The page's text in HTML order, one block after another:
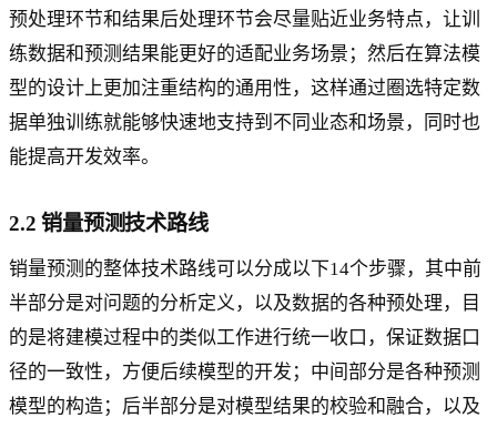
预处理环节和结果后处理环节会尽量贴近业务特点，让训
练数据和预测结果能更好的适配业务场景；然后在算法模
型的设计上更加注重结构的通用性，这样通过圈选特定数
据单独训练就能够快速地支持到不同业态和场景，同时也
能提高开发效率。
2.2 销量预测技术路线
销量预测的整体技术路线可以分成以下14个步骤，其中前
半部分是对问题的分析定义，以及数据的各种预处理，目
的是将建模过程中的类似工作进行统一收口，保证数据口
径的一致性，方便后续模型的开发；中间部分是各种预测
模型的构造；后半部分是对模型结果的校验和融合，以及